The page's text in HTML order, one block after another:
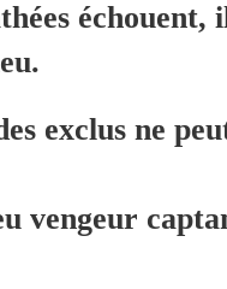
échouent,
exclus ne
vengeur